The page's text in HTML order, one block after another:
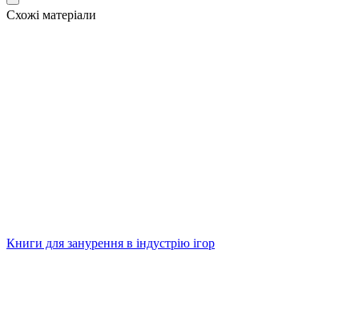
Схожі матеріали
Книги для занурення в індустрію ігор